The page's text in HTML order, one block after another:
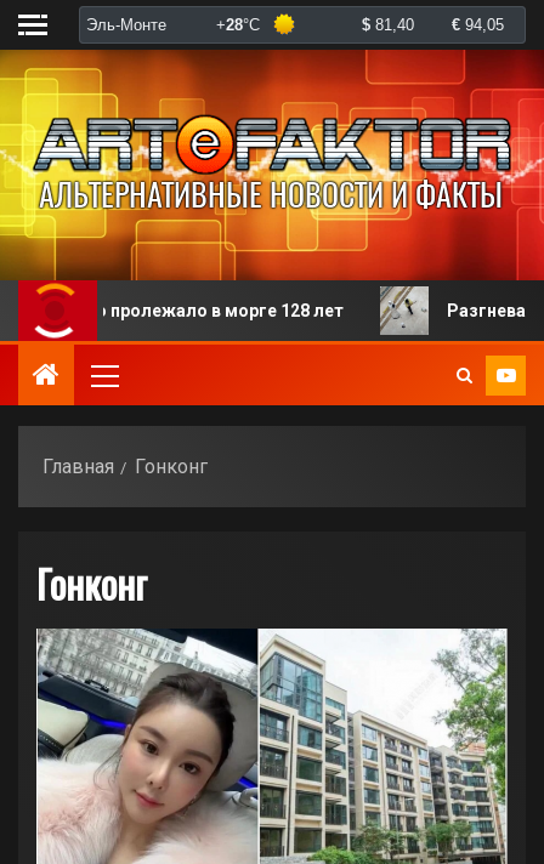
пролежало в морге 128 лет Разгневанная
Главная Гонконг
Гонконг